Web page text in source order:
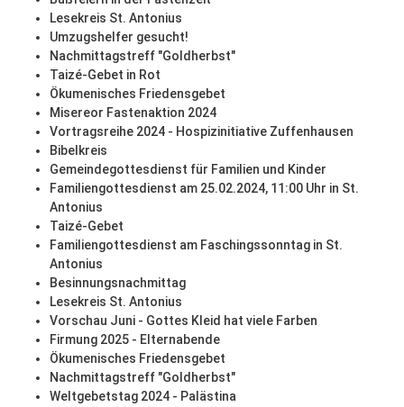
Lesekreis St. Antonius
Umzugshelfer gesucht!
Nachmittagstreff "Goldherbst"
Taizé-Gebet in Rot
Ökumenisches Friedensgebet
Misereor Fastenaktion 2024
Vortragsreihe 2024 - Hospizinitiative Zuffenhausen
Bibelkreis
Gemeindegottesdienst für Familien und Kinder
Familiengottesdienst am 25.02.2024, 11:00 Uhr in St.
Antonius
Taizé-Gebet
Familiengottesdienst am Faschingssonntag in St.
Antonius
Besinnungsnachmittag
Lesekreis St. Antonius
Vorschau Juni - Gottes Kleid hat viele Farben
Firmung 2025 - Elternabende
Ökumenisches Friedensgebet
Nachmittagstreff "Goldherbst"
Weltgebetstag 2024 - Palästina